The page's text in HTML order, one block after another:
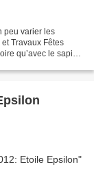
peu varier les
Travaux Fêtes
qu’avec le sapin